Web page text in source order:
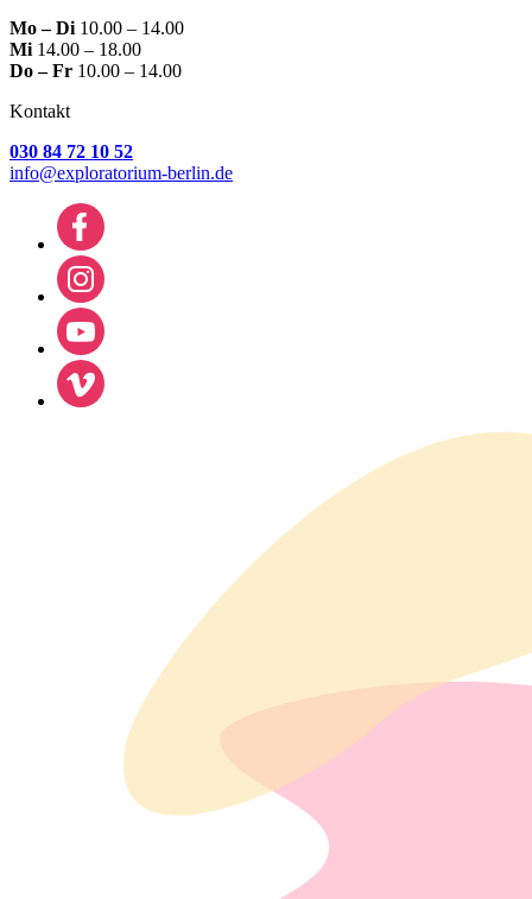
Mo – Di 10.00 – 14.00
Mi 14.00 – 18.00
Do – Fr 10.00 – 14.00
Kontakt
030 84 72 10 52
info@exploratorium-berlin.de